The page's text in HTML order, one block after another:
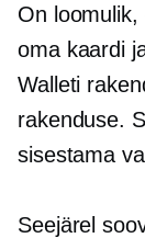
On loomulik,
oma kaardi
Walleti
rakenduse.
sisestama
Seejärel